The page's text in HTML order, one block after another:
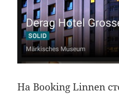
На Booking Linnen